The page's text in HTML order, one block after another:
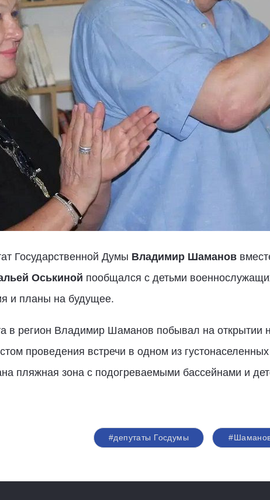
Государственной Думы Владимир Шаманов
Оськиной пообщался с детьми
и планы на будущее.
в регион Владимир Шаманов побывал на открытии
проведения встречи в одном из
пляжная зона с подогреваемыми бассейнами и
#депутаты Госдумы